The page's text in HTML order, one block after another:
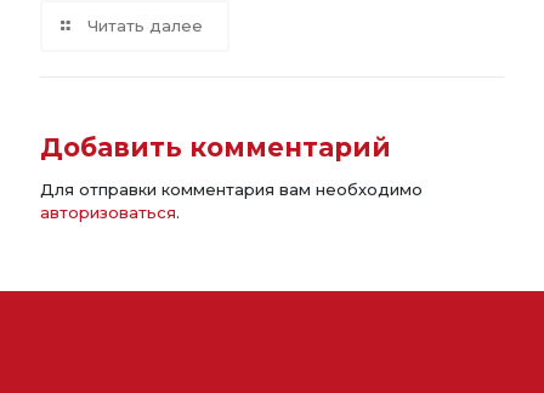
Читать далее
Добавить комментарий
Для отправки комментария вам необходимо
авторизоваться.